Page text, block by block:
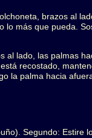
brazos al
más que pueda.
al lado, las palmas
recostado,
la palma hacia
Segundo: Estire